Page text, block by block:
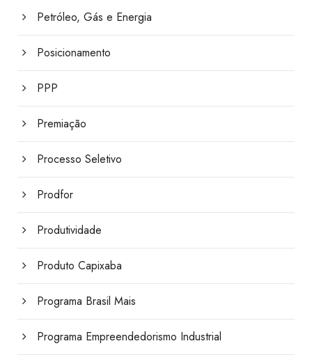
Petróleo, Gás e Energia
Posicionamento
PPP
Premiação
Processo Seletivo
Prodfor
Produtividade
Produto Capixaba
Programa Brasil Mais
Programa Empreendedorismo Industrial